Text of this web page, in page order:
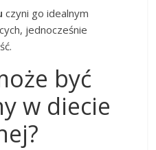
czyni go idealnym
jednocześnie
być
w diecie